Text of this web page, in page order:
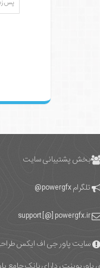
پس
بخش پشتیبانی سایت
تلگرامpowergfx@
سایت پاور جی اف ایکس